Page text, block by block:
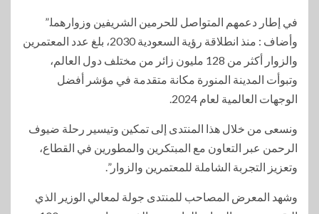
في إطار دعمهم المتواصل للحرمين الشريفين وزوارهما.”
وأضاف : منذ انطلاقة رؤية السعودية 2030، بلغ عدد المعتمرين
والزوار أكثر من 128 مليون زائر من مختلف دول العالم،
وتبوأت المدينة المنورة مكانة متقدمة في مؤشر أفضل
الوجهات العالمية لعام 2024.
ونسعى من خلال هذا المنتدى إلى تمكين وتيسير رحلة ضيوف
الرحمن عبر التعاون مع المبتكرين والمطورين في القطاع،
وتعزيز التجربة الشاملة للمعتمرين والزوار”.
وشهد المعرض المصاحب للمنتدى جولة لمعالي الوزير الذي